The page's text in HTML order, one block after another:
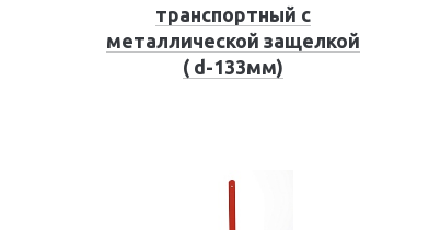
транспортный с
металлической защелкой
( d-133мм)